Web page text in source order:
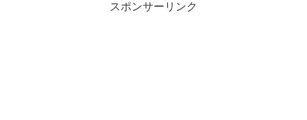
スポンサーリンク